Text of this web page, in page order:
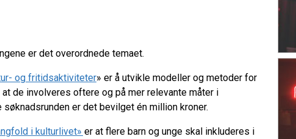
er det overordnede temaet.
og fritidsaktiviteter» er å utvikle modeller og metoder for
de involveres oftere og på mer relevante måter i
er det bevilget én million kroner.
i kulturlivet» er at flere barn og unge skal inkluderes i